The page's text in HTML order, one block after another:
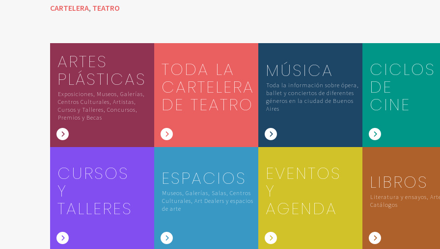
CARTELERA, TEATRO
ARTES
PLÁSTICAS
Exposiciones, Museos, Galerías,
Centros Culturales, Artistas,
Cursos y Talleres, Concursos,
Premios y Becas
TODA LA
CARTELERA
DE TEATRO
MÚSICA
Toda la información sobre ópera,
ballet y conciertos de diferentes
géneros en la ciudad de Buenos
Aires
CICLOS
DE
CINE
CURSOS
Y
TALLERES
ESPACIOS
Museos, Galerías, Salas, Centros
Culturales, Art Dealers y espacios
de arte
EVENTOS
Y
AGENDA
LIBROS
Literatura y ensayos,
Catálogos